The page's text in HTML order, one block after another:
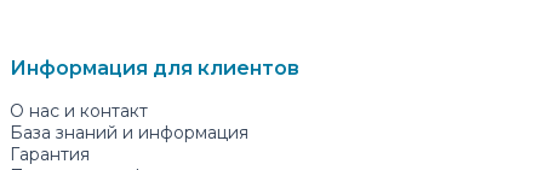
Информация для клиентов
О нас и контакт
База знаний и информация
Гарантия